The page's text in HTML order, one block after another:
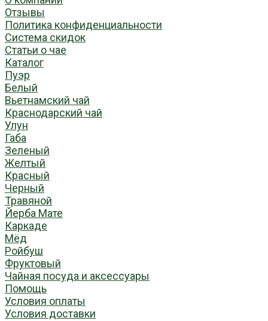
Отзывы
Политика конфиденциальности
Система скидок
Статьи о чае
Каталог
Пуэр
Белый
Вьетнамский чай
Краснодарский чай
Улун
Габа
Зеленый
Желтый
Красный
Черный
Травяной
Йерба Мате
Каркаде
Мёд
Ройбуш
Фруктовый
Чайная посуда и аксессуары
Помощь
Условия оплаты
Условия доставки